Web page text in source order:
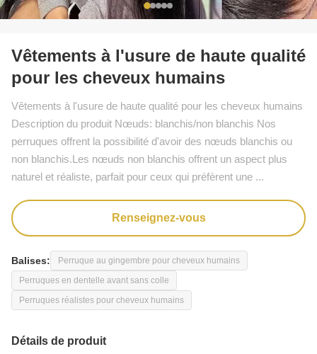
Vêtements à l'usure de haute qualité
pour les cheveux humains
Vêtements à l'usure de haute qualité pour les cheveux humains
Description du produit Nœuds: blanchis/non blanchis Nos
perruques offrent la possibilité d'avoir des nœuds blanchis ou
non blanchis.Les nœuds non blanchis offrent un aspect plus
naturel et réaliste, parfait pour ceux qui préfèrent une ...
Renseignez-vous
Balises:
Perruque au gingembre pour cheveux humains
Perruques en dentelle avant sans colle
Perruques réalistes pour cheveux humains
Détails de produit